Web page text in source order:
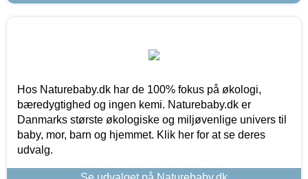
Hos Naturebaby.dk har de 100% fokus på økologi,
bæredygtighed og ingen kemi. Naturebaby.dk er
Danmarks største økologiske og miljøvenlige univers til
baby, mor, barn og hjemmet. Klik her for at se deres
udvalg.